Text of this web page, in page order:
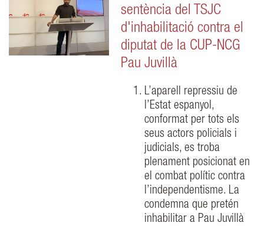
sentència del TSJC
d'inhabilitació contra el
diputat de la CUP-NCG
Pau Juvillà
L’aparell repressiu de
l’Estat espanyol,
conformat per tots els
seus actors policials i
judicials, es troba
plenament posicionat en
el combat polític contra
l’independentisme. La
condemna que pretén
inhabilitar a Pau Juvillà